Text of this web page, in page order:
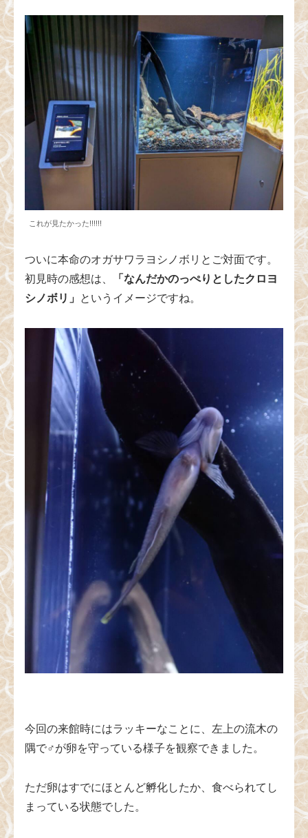
これが見たかった!!!!!!
ついに本命のオガサワラヨシノボリとご対面です。
初見時の感想は、
「なんだかのっぺりとしたクロヨ
シノボリ」
というイメージですね。
今回の来館時にはラッキーなことに、左上の流木の
隅で♂が卵を守っている様子を観察できました。
ただ卵はすでにほとんど孵化したか、食べられてし
まっている状態でした。